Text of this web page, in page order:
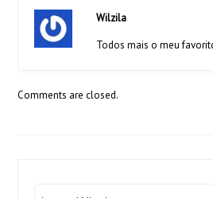
Wilzila
Todos mais o meu
Comments are closed.